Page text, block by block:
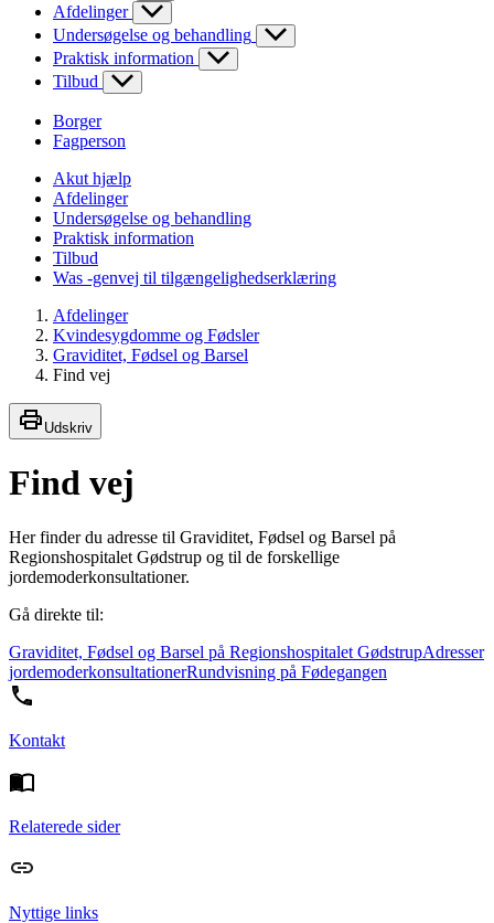
Afdelinger
Undersøgelse og behandling
Praktisk information
Tilbud
Borger
Fagperson
Akut hjælp
Afdelinger
Undersøgelse og behandling
Praktisk information
Tilbud
Was -genvej til tilgængelighedserklæring
Afdelinger
Kvindesygdomme og Fødsler
Graviditet, Fødsel og Barsel
Find vej
Udskriv
Find vej
Her finder du adresse til Graviditet, Fødsel og Barsel på
Regionshospitalet Gødstrup og til de forskellige
jordemoderkonsultationer.
Gå direkte til:
Graviditet, Fødsel og Barsel på Regionshospitalet GødstrupAdresser
jordemoderkonsultationerRundvisning på Fødegangen
Kontakt
Relaterede sider
Nyttige links